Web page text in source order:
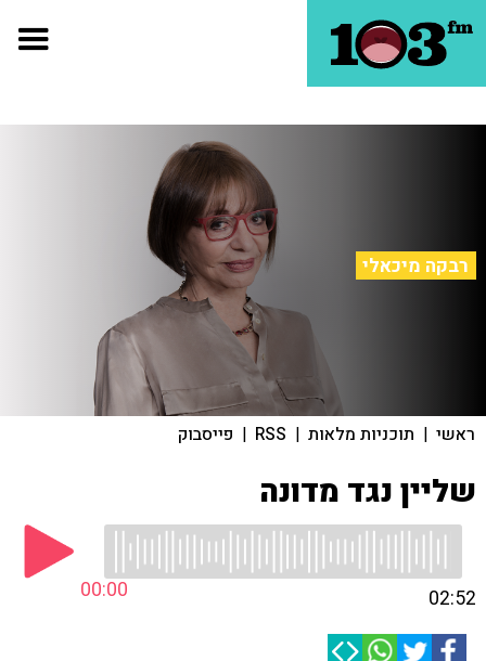
רבקה מיכאלי
ראשי | תוכניות מלאות |
RSS
| פייסבוק
שליין נגד מדונה
00:00 02:52